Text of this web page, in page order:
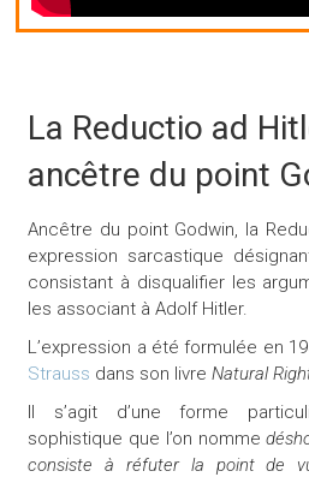
La Reductio ad
ancêtre du point
Ancêtre du point Godwin, la
expression sarcastique
consistant à disqualifier les
les associant à Adolf Hitler.
L’expression a été formulée en
Strauss dans son livreNatural
Il s’agit d’une forme
sophistique que l’on nomme
consiste à réfuter la point de